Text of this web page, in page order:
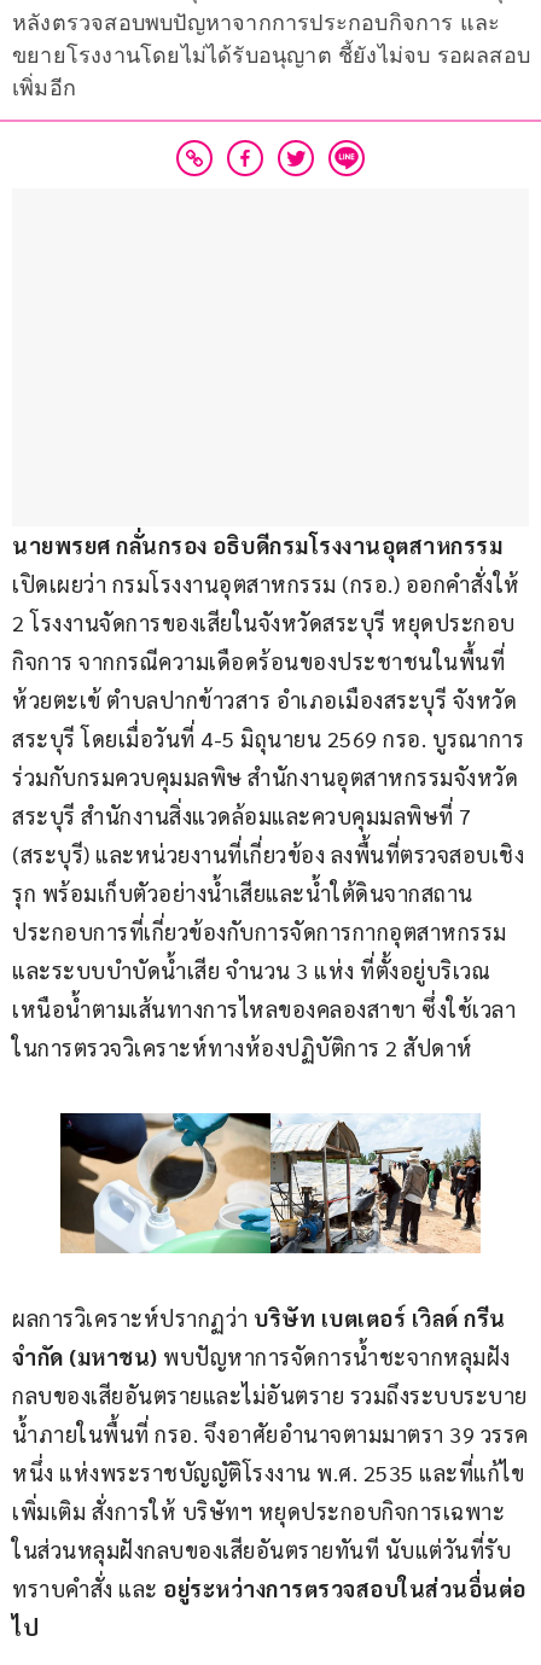
หลังตรวจสอบพบปัญหาจากการประกอบกิจการ และ
ขยายโรงงานโดยไม่ได้รับอนุญาต ชี้ยังไม่จบ รอผลสอบ
เพิ่มอีก
นายพรยศ กลั่นกรอง อธิบดีกรมโรงงานอุตสาหกรรม
เปิดเผยว่า กรมโรงงานอุตสาหกรรม (กรอ.) ออกคำสั่งให้
2 โรงงานจัดการของเสียในจังหวัดสระบุรี หยุดประกอบ
กิจการ จากกรณีความเดือดร้อนของประชาชนในพื้นที่
ห้วยตะเข้ ตำบลปากข้าวสาร อำเภอเมืองสระบุรี จังหวัด
สระบุรี โดยเมื่อวันที่ 4-5 มิถุนายน 2569 กรอ. บูรณาการ
ร่วมกับกรมควบคุมมลพิษ สำนักงานอุตสาหกรรมจังหวัด
สระบุรี สำนักงานสิ่งแวดล้อมและควบคุมมลพิษที่ 7
(สระบุรี) และหน่วยงานที่เกี่ยวข้อง ลงพื้นที่ตรวจสอบเชิง
รุก พร้อมเก็บตัวอย่างน้ำเสียและน้ำใต้ดินจากสถาน
ประกอบการที่เกี่ยวข้องกับการจัดการกากอุตสาหกรรม
และระบบบำบัดน้ำเสีย จำนวน 3 แห่ง ที่ตั้งอยู่บริเวณ
เหนือน้ำตามเส้นทางการไหลของคลองสาขา ซึ่งใช้เวลา
ในการตรวจวิเคราะห์ทางห้องปฏิบัติการ 2 สัปดาห์
ผลการวิเคราะห์ปรากฏว่า บริษัท เบตเตอร์ เวิลด์ กรีน
จำกัด (มหาชน) พบปัญหาการจัดการน้ำชะจากหลุมฝัง
กลบของเสียอันตรายและไม่อันตราย รวมถึงระบบระบาย
น้ำภายในพื้นที่ กรอ. จึงอาศัยอำนาจตามมาตรา 39 วรรค
หนึ่ง แห่งพระราชบัญญัติโรงงาน พ.ศ. 2535 และที่แก้ไข
เพิ่มเติม สั่งการให้ บริษัทฯ หยุดประกอบกิจการเฉพาะ
ในส่วนหลุมฝังกลบของเสียอันตรายทันที นับแต่วันที่รับ
ทราบคำสั่ง และ อยู่ระหว่างการตรวจสอบในส่วนอื่นต่อ
ไป